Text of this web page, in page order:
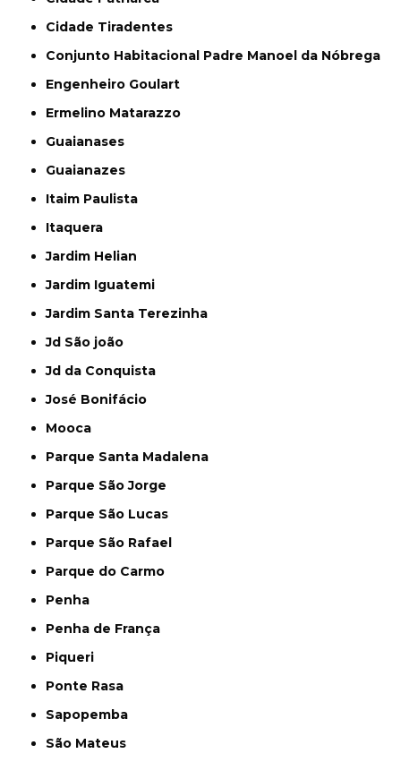
Cidade Tiradentes
Conjunto Habitacional Padre Manoel da Nóbrega
Engenheiro Goulart
Ermelino Matarazzo
Guaianases
Guaianazes
Itaim Paulista
Itaquera
Jardim Helian
Jardim Iguatemi
Jardim Santa Terezinha
Jd São joão
Jd da Conquista
José Bonifácio
Mooca
Parque Santa Madalena
Parque São Jorge
Parque São Lucas
Parque São Rafael
Parque do Carmo
Penha
Penha de França
Piqueri
Ponte Rasa
Sapopemba
São Mateus